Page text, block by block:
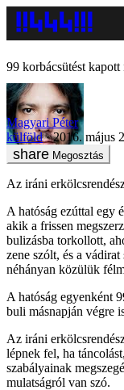
99 korbácsütést
Magyari Péter
külföld
2016. május
Megosztás
Az iráni
A hatóság ezúttal egy
akik a frissen
bulizásba torkollott,
zene szólt, és a
néhányan közülük
A hatóság egyenként
buli másnapján végre
Az iráni
lépnek fel, ha
szabályainak
mulatságról van szó.